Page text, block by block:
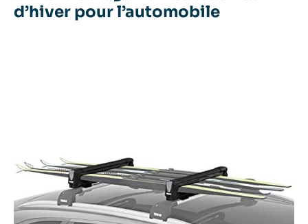
d’hiver pour l’automobile